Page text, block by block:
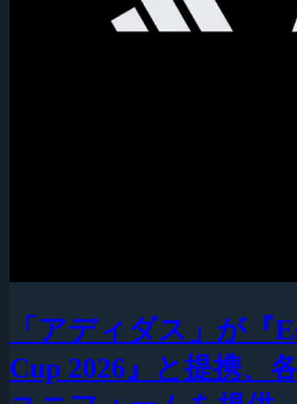
「アディダス」が『
Cup 2026』と提携、